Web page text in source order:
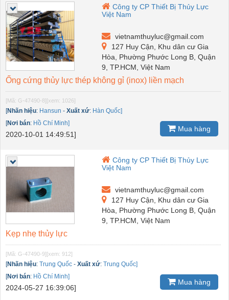
Công ty CP Thiết Bị Thủy Lực
Việt Nam
vietnamthuyluc@gmail.com
127 Huy Cận, Khu dân cư Gia
Hòa, Phường Phước Long B, Quận
9, TP.HCM, Việt Nam
Ống cứng thủy lực thép không gỉ (inox) liền mạch
[Mã: G-47490-8][xem: 1026]
[Nhãn hiệu: Hansun - Xuất xứ: Hàn Quốc]
[Nơi bán: Hồ Chí Minh]
2020-10-01 14:49:51]
Mua hàng
Công ty CP Thiết Bị Thủy Lực
Việt Nam
vietnamthuyluc@gmail.com
127 Huy Cận, Khu dân cư Gia
Hòa, Phường Phước Long B, Quận
9, TP.HCM, Việt Nam
Kẹp nhẹ thủy lực
[Mã: G-47490-9][xem: 912]
[Nhãn hiệu: Trung Quốc - Xuất xứ: Trung Quốc]
[Nơi bán: Hồ Chí Minh]
2024-05-27 16:39:06]
Mua hàng